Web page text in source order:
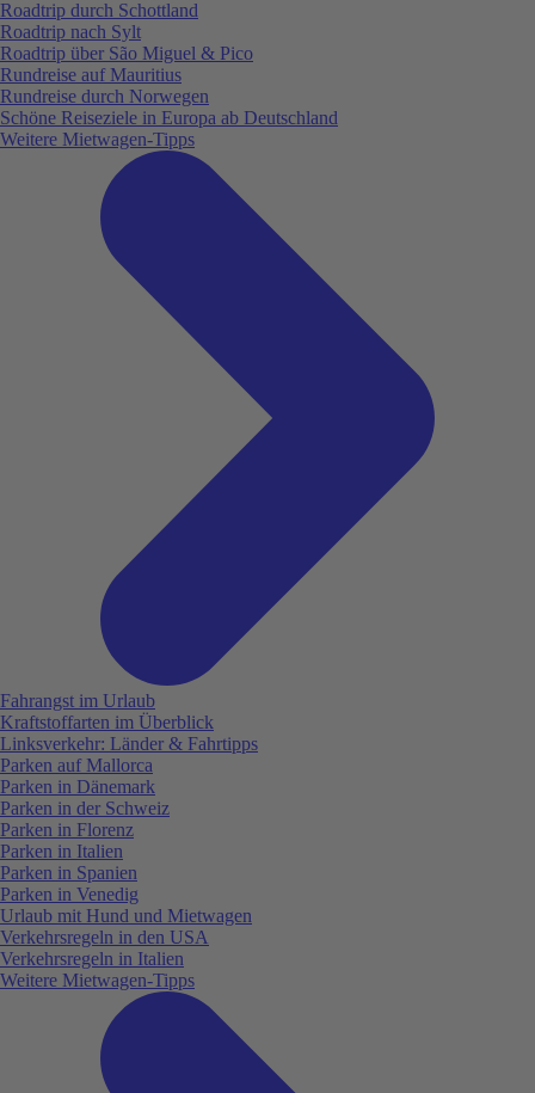
Roadtrip durch Schottland
Roadtrip nach Sylt
Roadtrip über São Miguel & Pico
Rundreise auf Mauritius
Rundreise durch Norwegen
Schöne Reiseziele in Europa ab Deutschland
Weitere Mietwagen-Tipps
Fahrangst im Urlaub
Kraftstoffarten im Überblick
Linksverkehr: Länder & Fahrtipps
Parken auf Mallorca
Parken in Dänemark
Parken in der Schweiz
Parken in Florenz
Parken in Italien
Parken in Spanien
Parken in Venedig
Urlaub mit Hund und Mietwagen
Verkehrsregeln in den USA
Verkehrsregeln in Italien
Weitere Mietwagen-Tipps